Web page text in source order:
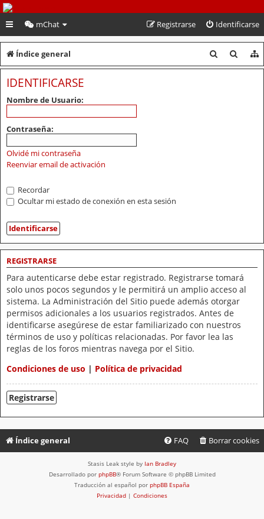
PeruVoley.com
mChat Identificarse
Registrarse
Índice general
u
u
IDENTIFICARSE
Nombre de Usuario:
Contraseña:
Olvidé mi contraseña
Reenviar email de activación
Recordar
Ocultar mi estado de conexión en esta sesión
REGISTRARSE
Para autenticarse debe estar registrado. Registrarse tomará
solo unos pocos segundos y le permitirá un amplio acceso al
sistema. La Administración del Sitio puede además otorgar
permisos adicionales a los usuarios registrados. Antes de
identificarse asegúrese de estar familiarizado con nuestros
términos de uso y políticas relacionadas. Por favor lea las
reglas de los foros mientras navega por el Sitio.
Condiciones de uso | Política de privacidad
Registrarse
Índice general Borrar cookies
FAQ
Stasis Leak style by Ian Bradley
Desarrollado por phpBB® Forum Software © phpBB Limited
Traducción al español por phpBB España
Privacidad | Condiciones